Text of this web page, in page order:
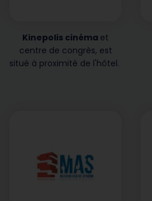
Kinepolis cinéma et
centre de congrès, est
situé à proximité de l'hôtel.